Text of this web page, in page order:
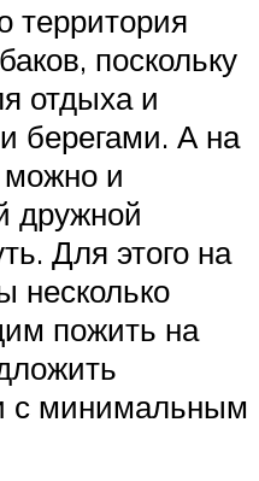
территория
поскольку
отдыха и
берегами. А на
и
дружной
Для этого на
несколько
пожить на
с минимальным